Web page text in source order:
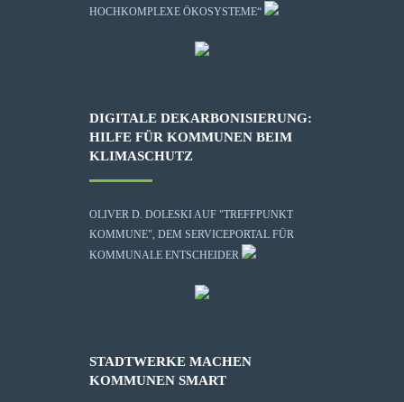
HOCHKOMPLEXE ÖKOSYSTEME“
DIGITALE DEKARBONISIERUNG:
HILFE FÜR KOMMUNEN BEIM
KLIMASCHUTZ
OLIVER D. DOLESKI AUF "TREFFPUNKT
KOMMUNE", DEM SERVICEPORTAL FÜR
KOMMUNALE ENTSCHEIDER
STADTWERKE MACHEN
KOMMUNEN SMART